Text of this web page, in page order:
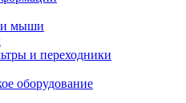
и мыши
и переходники
оборудование